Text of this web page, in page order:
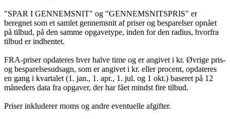
"SPAR I GENNEMSNIT" og "GENNEMSNITSPRIS" er
beregnet som et samlet gennemsnit af priser og besparelser opnået
på tilbud, på den samme opgavetype, inden for den radius, hvorfra
tilbud er indhentet.
FRA-priser opdateres hver halve time og er angivet i kr. Øvrige pris-
og besparelsesudsagn, som er angivet i kr. eller procent, opdateres
en gang i kvartalet (1. jan., 1. apr., 1. jul. og 1 okt.) baseret på 12
måneders data fra opgaver, der har fået mindst fire tilbud.
Priser inkluderer moms og andre eventuelle afgifter.